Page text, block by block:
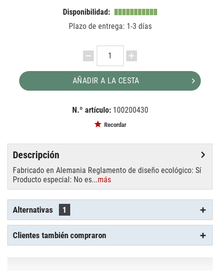
Disponibilidad:
Plazo de entrega: 1-3 días
AÑADIR A LA CESTA
N.º artículo: 100200430
Recordar
Descripción
Fabricado en Alemania Reglamento de diseño ecológico: Sí
Producto especial: No es...más
Alternativas 1
Clientes también compraron